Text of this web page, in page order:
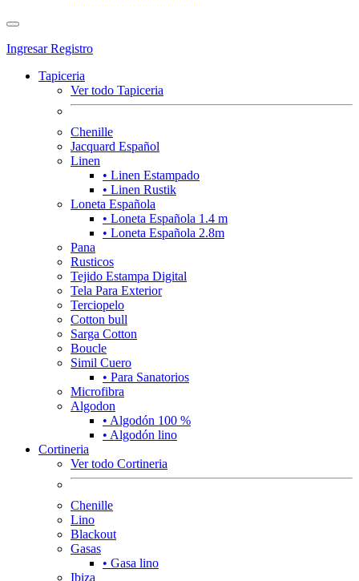
IngresarRegistro
Tapiceria
Ver todo Tapiceria
Chenille
Jacquard Español
Linen
• Linen Estampado
• Linen Rustik
Loneta Española
• Loneta Española 1.4 m
• Loneta Española 2.8m
Pana
Rusticos
Tejido Estampa Digital
Tela Para Exterior
Terciopelo
Cotton bull
Sarga Cotton
Boucle
Simil Cuero
• Para Sanatorios
Microfibra
Algodon
• Algodón 100 %
• Algodón lino
Cortineria
Ver todo Cortineria
Chenille
Lino
Blackout
Gasas
• Gasa lino
Ibiza